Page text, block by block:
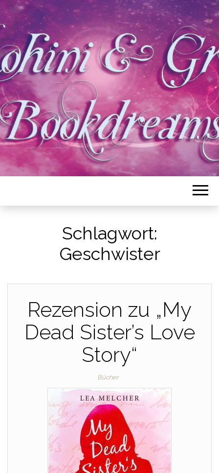
Schlagwort:
Geschwister
Rezension zu „My
Dead Sister’s Love
Story“
Bücher